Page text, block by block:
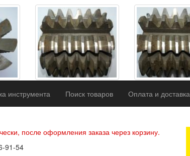
инструмента Поиск товаров Оплата и доставка
после оформления заказа через корзину.
91-54